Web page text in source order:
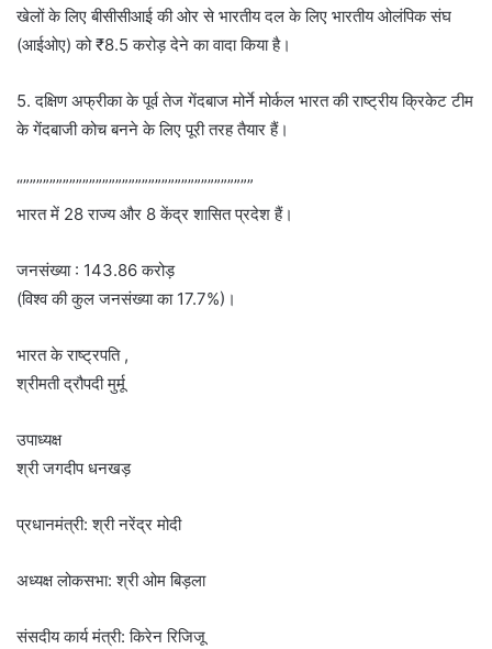
खेलों के लिए बीसीसीआई की ओर से भारतीय दल के लिए भारतीय ओलंपिक संघ
(आईओए) को ₹8.5 करोड़ देने का वादा किया है।
5. दक्षिण अफ्रीका के पूर्व तेज गेंदबाज मोर्ने मोर्कल भारत की राष्ट्रीय क्रिकेट टीम
के गेंदबाजी कोच बनने के लिए पूरी तरह तैयार हैं।
“”””””””””””””””””””””””””””””””””””
भारत में 28 राज्य और 8 केंद्र शासित प्रदेश हैं।
जनसंख्या : 143.86 करोड़
(विश्व की कुल जनसंख्या का 17.7%)।
भारत के राष्ट्रपति ,
श्रीमती द्रौपदी मुर्मू
उपाध्यक्ष
श्री जगदीप धनखड़
प्रधानमंत्री: श्री नरेंद्र मोदी
अध्यक्ष लोकसभा: श्री ओम बिड़ला
संसदीय कार्य मंत्री: किरेन रिजिजू